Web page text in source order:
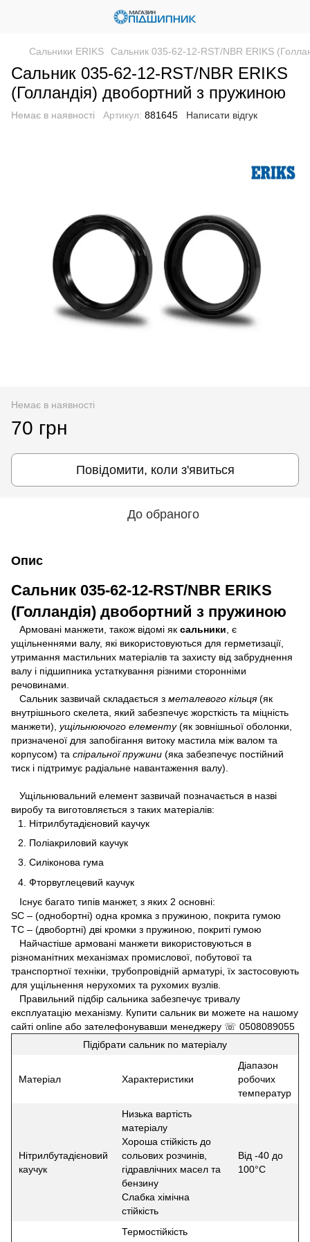
Сальники ERIKS Сальник 035-62-12-RST/NBR ERIKS
Сальник 035-62-12-RST/NBR ERIKS
(Голландія) двобортний з пружиною
Немає в наявності Артикул: 881645 Написати відгук
Немає в наявності
70 грн
Повідомити, коли з'явиться
До обраного
Опис
Сальник 035-62-12-RST/NBR ERIKS
(Голландія) двобортний з пружиною
Армовані манжети, також відомі як сальники , є
ущільненнями валу, які використовуються для герметизації,
утримання мастильних матеріалів та захисту від забруднення
валу і підшипника устаткування різними сторонніми
речовинами.
Сальник зазвичай складається з металевого кільця(як
внутрішнього скелета, який забезпечує жорсткість та міцність
манжети), ущільнюючого елементу(як зовнішньої оболонки,
призначеної для запобігання витоку мастила між валом та
корпусом) та спіральної пружини (яка забезпечує постійний
тиск і підтримує радіальне навантаження валу).
Ущільнювальний елемент зазвичай позначається в назві
виробу та виготовляється з таких матеріалів:
Нітрилбутадієновий каучук
Поліакриловий каучук
Силіконова гума
Фторвуглецевий каучук
Існує багато типів манжет, з яких 2 основні:
SC – (однобортні) одна кромка з пружиною, покрита гумою
TC – (двобортні) дві кромки з пружиною, покриті гумою
Найчастіше армовані манжети використовуються в
різноманітних механізмах промислової, побутової та
транспортної техніки, трубопровідній арматурі, їх застосовують
для ущільнення нерухомих та рухомих вузлів.
Правильний підбір сальника забезпечує тривалу
експлуатацію механізму. Купити сальник ви можете на нашому
сайті online або зателефонувавши менеджеру ☏ 0508089055
Підібрати сальник по матеріалу
Матеріал Характеристики
Діапазон
робочих
температур
Нітрилбутадієновий
каучук
Низька вартість
матеріалу
Хороша стійкість до
сольових розчинів,
гідравлічних масел та
бензину
Слабка хімічна
стійкість
Від -40 до
100°С
Термостійкість